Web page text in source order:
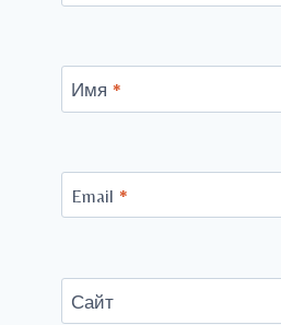
Имя *
Email *
Сайт